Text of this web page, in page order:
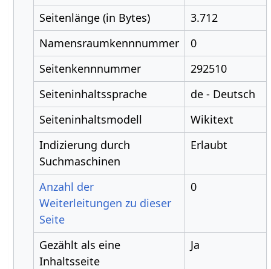
Seitenlänge (in Bytes)
3.712
Namensraumkennnummer
0
Seitenkennnummer
292510
Seiteninhaltssprache
de - Deutsch
Seiteninhaltsmodell
Wikitext
Indizierung durch
Suchmaschinen
Erlaubt
Anzahl der
Weiterleitungen zu dieser
Seite
0
Gezählt als eine
Inhaltsseite
Ja